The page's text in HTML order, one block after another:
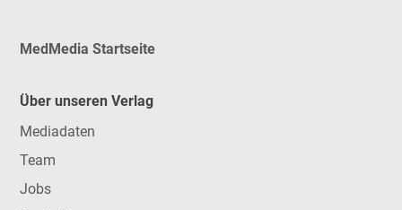
MedMedia Startseite
Über unseren Verlag
Mediadaten
Team
Jobs